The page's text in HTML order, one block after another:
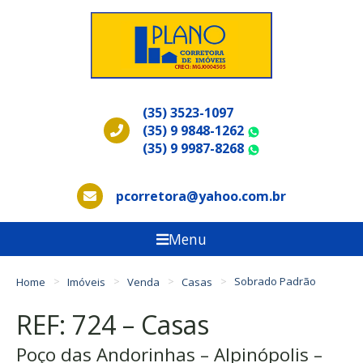
(35) 3523-1097
(35) 9 9848-1262
(35) 9 9987-8268
pcorretora@yahoo.com.br
Menu
Home Imóveis Venda Casas Sobrado Padrão
REF: 724 – Casas
Poço das Andorinhas – Alpinópolis –